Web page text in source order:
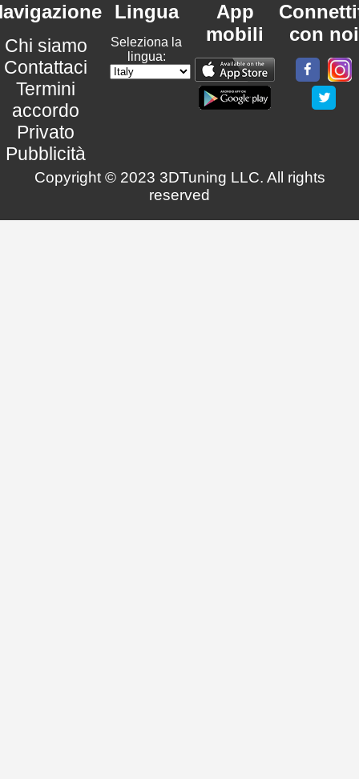
Chi siamo
Contattaci
Termini
accordo
Privato
Pubblicità
Lingua
Seleziona la
lingua:
App
mobili
con noi
Copyright © 2023 3DTuning LLC. All rights
reserved